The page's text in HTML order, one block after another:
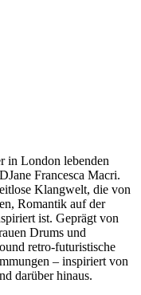
in London lebenden
Francesca Macri.
Klangwelt, die von
Romantik auf der
ist. Geprägt von
Drums und
retro-futuristische
– inspiriert von
darüber hinaus.